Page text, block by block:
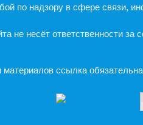
по надзору в сфере связи,
не несёт ответственности
материалов ссылка